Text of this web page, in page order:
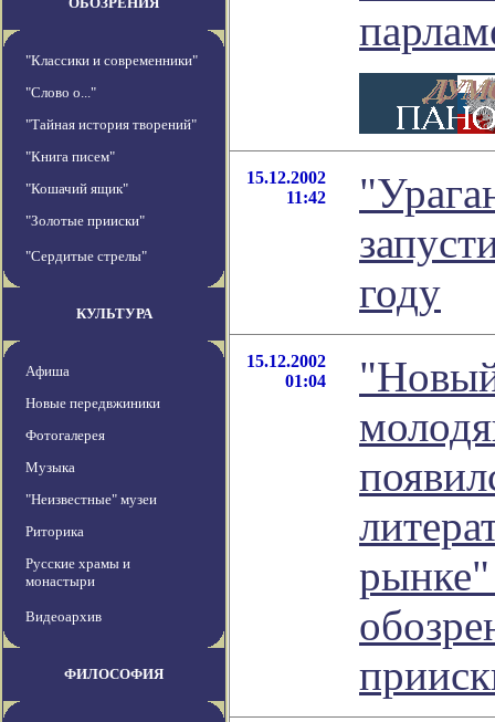
"Классики и современники"
"Слово о..."
"Тайная история творений"
"Книга писем"
"Кошачий ящик"
"Золотые прииски"
"Сердитые стрелы"
КУЛЬТУРА
Афиша
Новые передвжиники
Фотогалерея
Музыка
"Неизвестные" музеи
Риторика
Русские храмы и
монастыри
Видеоархив
ФИЛОСОФИЯ
15.12.2002
11:42
году
15.12.2002
01:04